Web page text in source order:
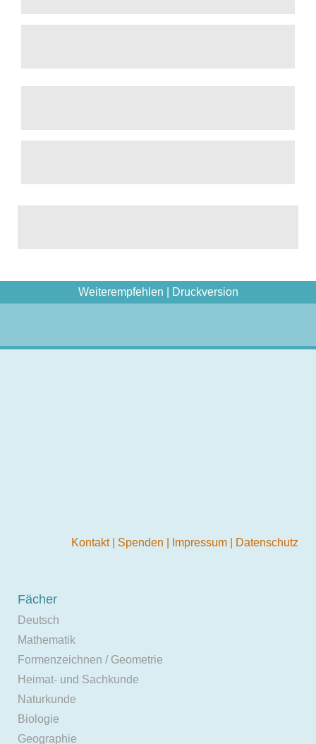
Weiterempfehlen Druckversion
Kontakt Spenden Impressum Datenschutz
Fächer
Deutsch
Mathematik
Formenzeichnen / Geometrie
Heimat- und Sachkunde
Naturkunde
Biologie
Geographie